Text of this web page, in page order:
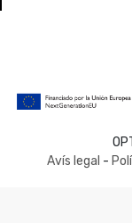
Avís legal -